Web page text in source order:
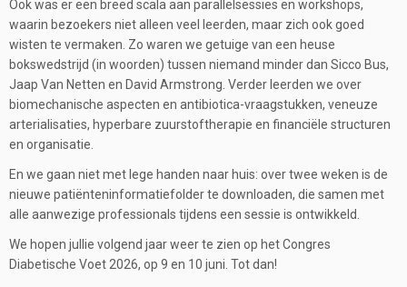
Ook was er een breed scala aan parallelsessies en workshops,
waarin bezoekers niet alleen veel leerden, maar zich ook goed
wisten te vermaken. Zo waren we getuige van een heuse
bokswedstrijd (in woorden) tussen niemand minder dan Sicco Bus,
Jaap Van Netten en David Armstrong. Verder leerden we over
biomechanische aspecten en antibiotica-vraagstukken, veneuze
arterialisaties, hyperbare zuurstoftherapie en financiële structuren
en organisatie.
En we gaan niet met lege handen naar huis: over twee weken is de
nieuwe patiënteninformatiefolder te downloaden, die samen met
alle aanwezige professionals tijdens een sessie is ontwikkeld.
We hopen jullie volgend jaar weer te zien op het Congres
Diabetische Voet 2026, op 9 en 10 juni. Tot dan!